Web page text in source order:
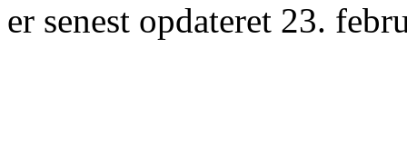
er senest opdateret 23.